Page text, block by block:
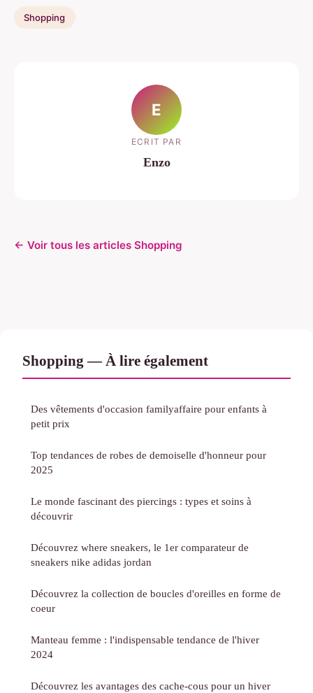
Shopping
E
ECRIT PAR
Enzo
← Voir tous les articles Shopping
Shopping — À lire également
Des vêtements d'occasion familyaffaire pour enfants à
petit prix
Top tendances de robes de demoiselle d'honneur pour
2025
Le monde fascinant des piercings : types et soins à
découvrir
Découvrez where sneakers, le 1er comparateur de
sneakers nike adidas jordan
Découvrez la collection de boucles d'oreilles en forme de
coeur
Manteau femme : l'indispensable tendance de l'hiver
2024
Découvrez les avantages des cache-cous pour un hiver